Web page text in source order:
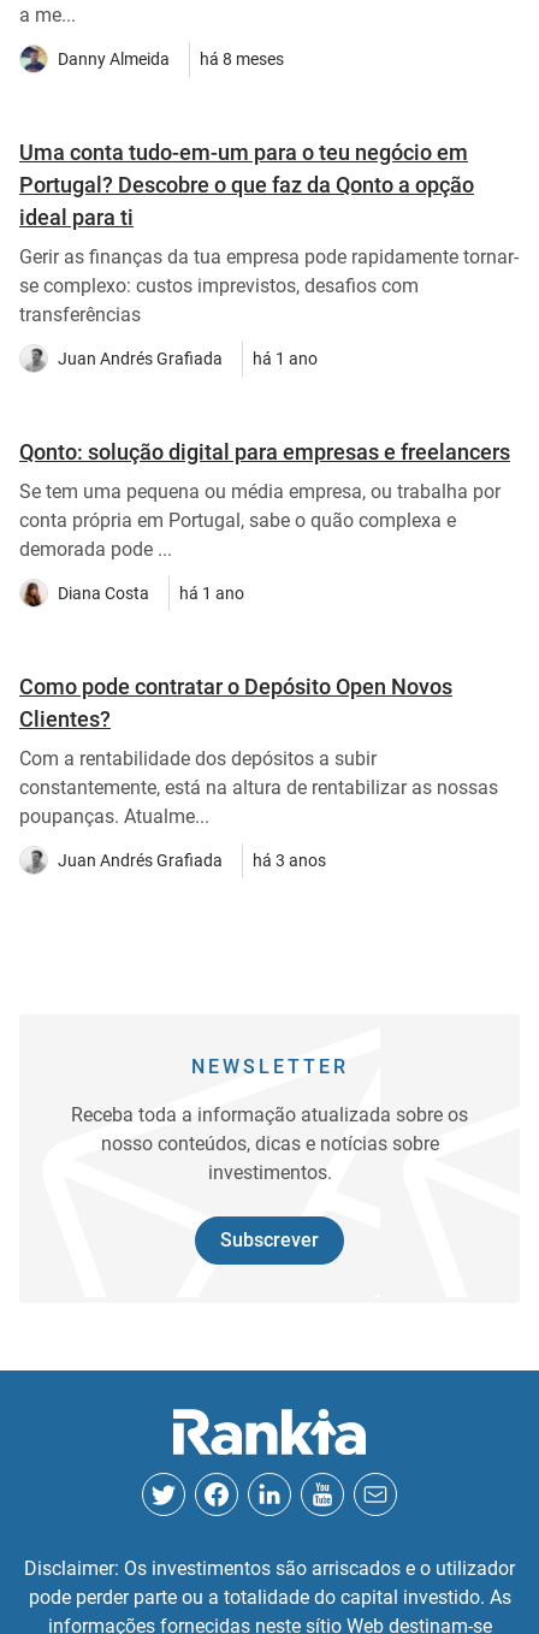
a me...
Danny Almeida há 8 meses
Uma conta tudo-em-um para o teu negócio em
Portugal? Descobre o que faz da Qonto a opção
ideal para ti
Gerir as finanças da tua empresa pode rapidamente tornar-
se complexo: custos imprevistos, desafios com
transferências
Juan Andrés Grafiada há 1 ano
Qonto: solução digital para empresas e freelancers
Se tem uma pequena ou média empresa, ou trabalha por
conta própria em Portugal, sabe o quão complexa e
demorada pode ...
Diana Costa há 1 ano
Como pode contratar o Depósito Open Novos
Clientes?
Com a rentabilidade dos depósitos a subir
constantemente, está na altura de rentabilizar as nossas
poupanças. Atualme...
Juan Andrés Grafiada há 3 anos
NEWSLETTER
Receba toda a informação atualizada sobre os
nosso conteúdos, dicas e notícias sobre
investimentos.
Subscrever
Disclaimer: Os investimentos são arriscados e o utilizador
pode perder parte ou a totalidade do capital investido. As
informações fornecidas neste sítio Web destinam-se